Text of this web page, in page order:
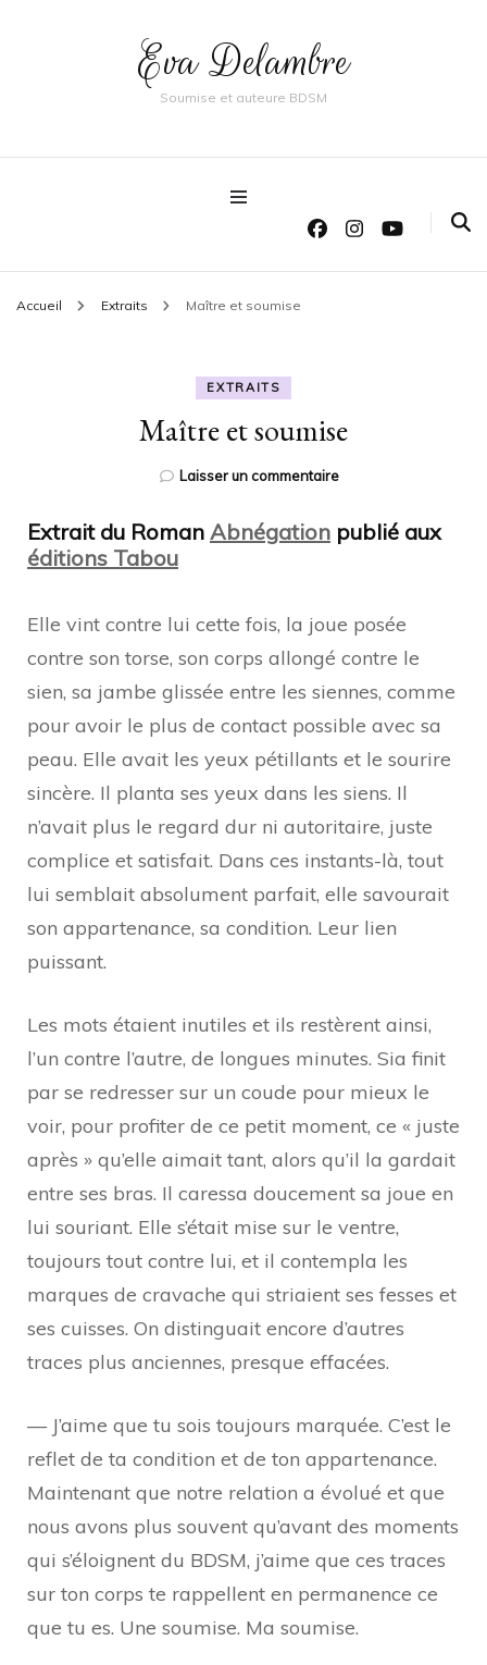
Eva Delambre
Soumise et auteure BDSM
Accueil Extraits Maître et soumise
EXTRAITS
Maître et soumise
Laisser un commentairesur
soumise
Extrait du Roman Abnégation publié aux
éditions Tabou
Elle vint contre lui cette fois, la joue posée
contre son torse, son corps allongé contre le
sien, sa jambe glissée entre les siennes, comme
pour avoir le plus de contact possible avec sa
peau. Elle avait les yeux pétillants et le sourire
sincère. Il planta ses yeux dans les siens. Il
n’avait plus le regard dur ni autoritaire, juste
complice et satisfait. Dans ces instants-là, tout
lui semblait absolument parfait, elle savourait
son appartenance, sa condition. Leur lien
puissant.
Les mots étaient inutiles et ils restèrent ainsi,
l’un contre l’autre, de longues minutes. Sia finit
par se redresser sur un coude pour mieux le
voir, pour profiter de ce petit moment, ce « juste
après » qu’elle aimait tant, alors qu’il la gardait
entre ses bras. Il caressa doucement sa joue en
lui souriant. Elle s’était mise sur le ventre,
toujours tout contre lui, et il contempla les
marques de cravache qui striaient ses fesses et
ses cuisses. On distinguait encore d’autres
traces plus anciennes, presque effacées.
— J’aime que tu sois toujours marquée. C’est le
reflet de ta condition et de ton appartenance.
Maintenant que notre relation a évolué et que
nous avons plus souvent qu’avant des moments
qui s’éloignent du BDSM, j’aime que ces traces
sur ton corps te rappellent en permanence ce
que tu es. Une soumise. Ma soumise.